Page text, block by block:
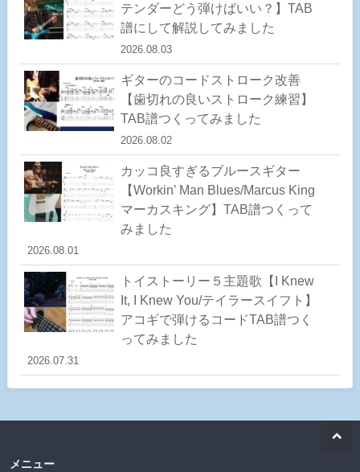
テンダーどう弾けばいい？】TAB
譜にして解説してみました
2026.08.03
ギターのコードストローク改善
【歯切れの良いストローク練習】
TAB譜つくってみました
2026.08.02
カッコ良すぎるブルースギター
【Workin’ Man Blues/Marcus King
マーカスキング】TAB譜つくって
みました
2026.08.01
トイストーリー５主題歌【I Knew
It, I Knew You/テイラースイフト】
アコギで弾けるコードTAB譜つく
ってみました
2026.07.31
メニュー